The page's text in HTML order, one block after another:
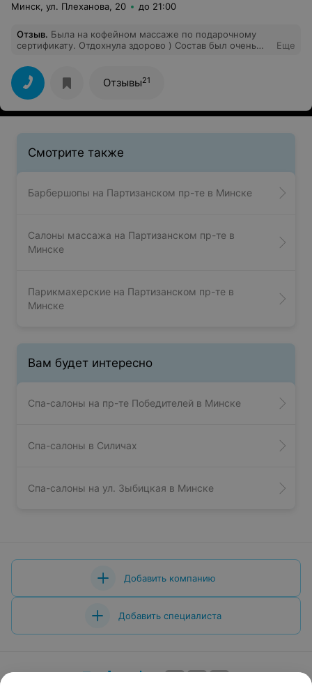
Минск, ул. Плеханова, 20 до 21:00
Отзыв. Была на кофейном массаже по подарочному
сертификату. Отдохнула здорово ) Состав был очень
Мастер каждый сантиметр меня проработал.
Единственное, кожу немного саднило, потому что
состав наносился на нераспаренную сухую кожу. Но,
несмотря на это, после душа кожа была очень нежной,
бархатистой и благоухающей благодаря маслам,
впечатление.
Еще
Отзывы21
Смотрите также
Барбершопы на Партизанском пр-те в Минске
Салоны массажа на Партизанском пр-те в
Минске
Парикмахерские на Партизанском пр-те в
Минске
Вам будет интересно
Спа-салоны на пр-те Победителей в Минске
Спа-салоны в Силичах
Спа-салоны на ул. Зыбицкая в Минске
Добавить компанию
Добавить специалиста